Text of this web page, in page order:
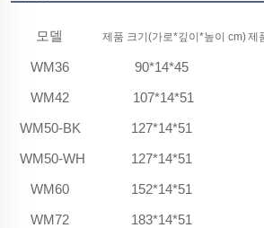
모델 제품 크기(가로*깊이*높이 cm)제
WM36 90*14*45
WM42
107*14*51
WM50-BK
127*14*51
WM50-WH
127*14*51
WM60
152*14*51
WM72
183*14*51